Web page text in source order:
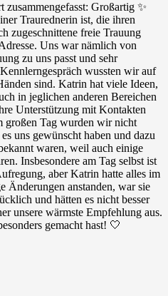
Großartig ✨
Traurednerin ist, die ihren
zugeschnittene freie Trauung
Uns war nämlich von
zu uns passt und sehr
wussten wir auf
sind. Katrin hat viele Ideen,
in jeglichen anderen Bereichen
Unterstützung mit Kontakten
großen Tag wurden wir nicht
uns gewünscht haben und dazu
waren, weil auch einige
Insbesondere am Tag selbst ist
aber Katrin hatte alles im
Änderungen anstanden, war sie
und hätten es nicht besser
unsere wärmste Empfehlung aus.
gemacht hast! 🤍